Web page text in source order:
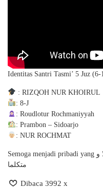
Identitas Santri Tasmi’ 5 Juz (6-
: RIZQOH NUR KHOIRUL
: 8-J
: Roudlotur Rochmaniyyah
: Prambon – Sidoarjo
: NUR ROCHMAT
Semoga menjadi pribadi yang حامل القرآن لفظا و معنا وعملا و
متكلما
Dibaca 3992 x